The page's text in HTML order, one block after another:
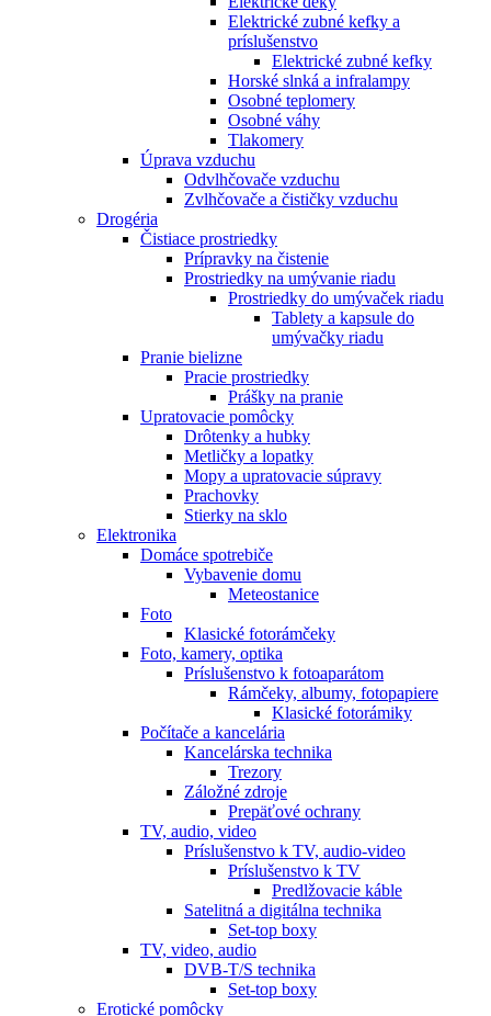
Elektrické zubné kefky a
príslušenstvo
Elektrické zubné kefky
Horské slnká a infralampy
Osobné teplomery
Osobné váhy
Tlakomery
Úprava vzduchu
Odvlhčovače vzduchu
Zvlhčovače a čističky vzduchu
Drogéria
Čistiace prostriedky
Prípravky na čistenie
Prostriedky na umývanie riadu
Prostriedky do umývaček riadu
Tablety a kapsule do
umývačky riadu
Pranie bielizne
Pracie prostriedky
Prášky na pranie
Upratovacie pomôcky
Drôtenky a hubky
Metličky a lopatky
Mopy a upratovacie súpravy
Prachovky
Stierky na sklo
Elektronika
Domáce spotrebiče
Vybavenie domu
Meteostanice
Foto
Klasické fotorámčeky
Foto, kamery, optika
Príslušenstvo k fotoaparátom
Rámčeky, albumy, fotopapiere
Klasické fotorámiky
Počítače a kancelária
Kancelárska technika
Trezory
Záložné zdroje
Prepäťové ochrany
TV, audio, video
Príslušenstvo k TV, audio-video
Príslušenstvo k TV
Predlžovacie káble
Satelitná a digitálna technika
Set-top boxy
TV, video, audio
DVB-T/S technika
Set-top boxy
Erotické pomôcky